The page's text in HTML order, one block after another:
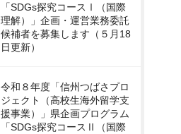
「SDGs探究コースⅠ（国際
理解）」企画・運営業務委託
候補者を募集します（５月18
日更新）
令和８年度「信州つばさプロ
ジェクト（高校生海外留学支
援事業）」県企画プログラム
「SDGs探究コースⅡ（国際